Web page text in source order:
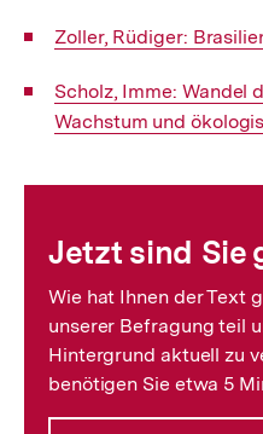
Interner
Zoller, Rüdiger:
Interner
Link:
Scholz, Imme: Wandel
Wachstum und
Jetzt sind Sie
Wie hat Ihnen der Text
unserer Befragung teil
Hintergrund aktuell zu
benötigen Sie etwa 5